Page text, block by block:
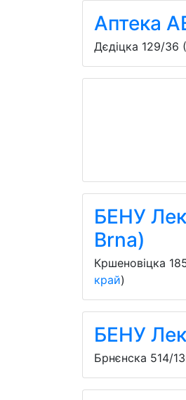
Аптека
Дєдіцка 129/36
БЕНУ
Brna)
Кршеновіцка
край)
БЕНУ
Брнєнска 514/